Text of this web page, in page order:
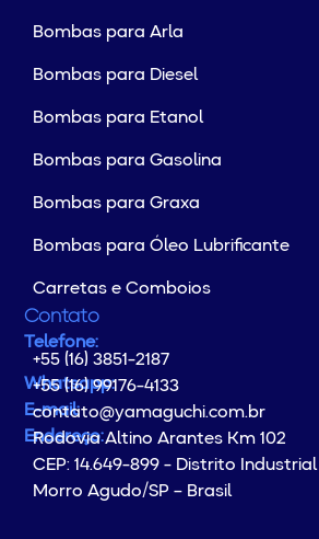
Bombas para Arla
Bombas para Diesel
Bombas para Etanol
Bombas para Gasolina
Bombas para Graxa
Bombas para Óleo Lubrificante
Carretas e Comboios
Contato
Telefone:
+55 (16) 3851-2187
Whatsapp:
+55 (16) 99176-4133
E-mail:
contato@yamaguchi.com.br
Endereço:
Rodovia Altino Arantes Km 102
CEP: 14.649-899 - Distrito Industrial
Morro Agudo/SP – Brasil